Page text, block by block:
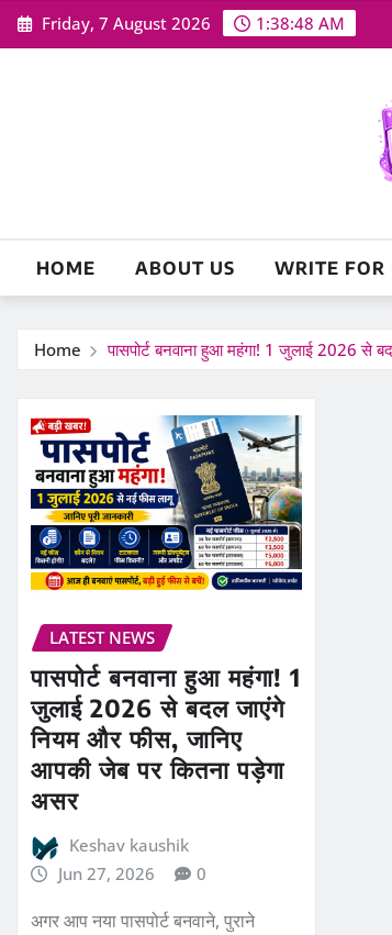
Skip
to
Friday, 7 August 2026 1:38:49 AM
HOME ABOUT US WRITE FOR
Home पासपोर्ट बनवाना हुआ महंगा! 1 जुलाई 2026 से
LATEST NEWS
पासपोर्ट बनवाना हुआ महंगा! 1
जुलाई 2026 से बदल जाएंगे
नियम और फीस, जानिए
आपकी जेब पर कितना पड़ेगा
असर
Keshav kaushik
Jun 27, 2026
0
अगर आप नया पासपोर्ट बनवाने, पुराने